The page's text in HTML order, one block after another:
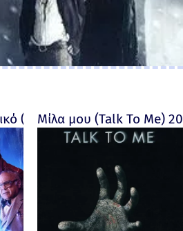
(Haunted Mansion) - 2023
Μίλα μου (Talk To Me)